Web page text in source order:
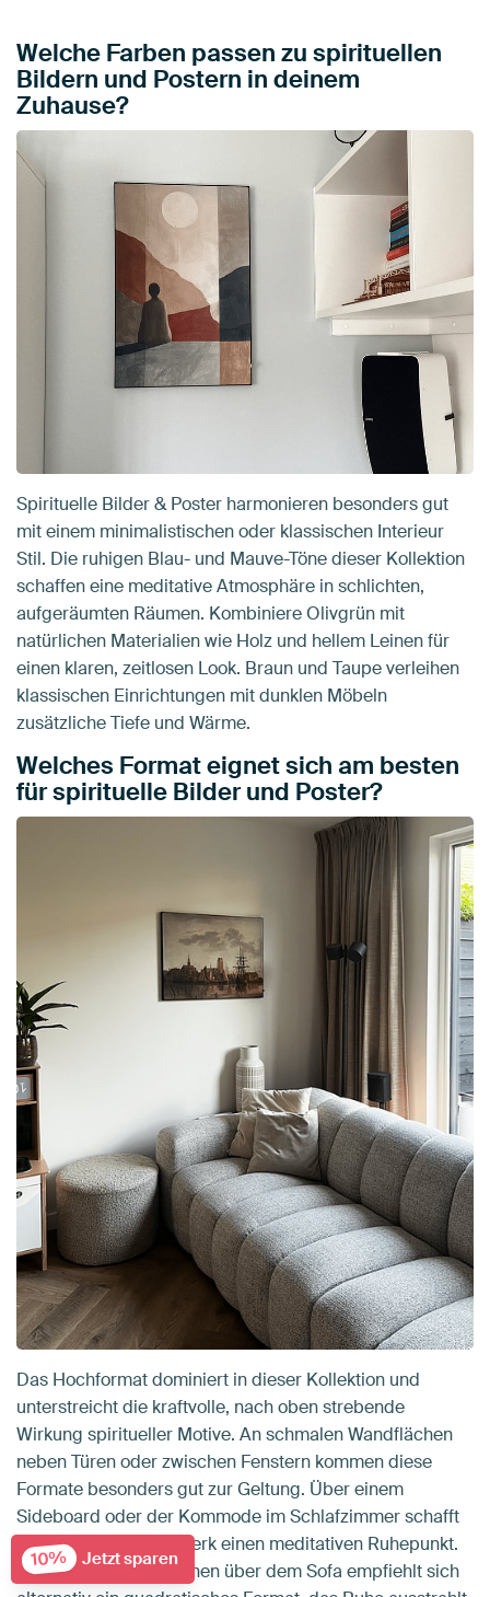
Welche Farben passen zu spirituellen
Bildern und Postern in deinem
Zuhause?
Spirituelle Bilder & Poster harmonieren besonders gut
mit einem minimalistischen oder klassischen Interieur
Stil. Die ruhigen Blau- und Mauve-Töne dieser Kollektion
schaffen eine meditative Atmosphäre in schlichten,
aufgeräumten Räumen. Kombiniere Olivgrün mit
natürlichen Materialien wie Holz und hellem Leinen für
einen klaren, zeitlosen Look. Braun und Taupe verleihen
klassischen Einrichtungen mit dunklen Möbeln
zusätzliche Tiefe und Wärme.
Welches Format eignet sich am besten
für spirituelle Bilder und Poster?
Das Hochformat dominiert in dieser Kollektion und
unterstreicht die kraftvolle, nach oben strebende
Wirkung spiritueller Motive. An schmalen Wandflächen
neben Türen oder zwischen Fenstern kommen diese
Formate besonders gut zur Geltung. Über einem
Sideboard oder der Kommode im Schlafzimmer schafft
ein hochformatiges Werk einen meditativen Ruhepunkt.
Für breitere Wandflächen über dem Sofa empfiehlt sich
10% Jetzt sparen